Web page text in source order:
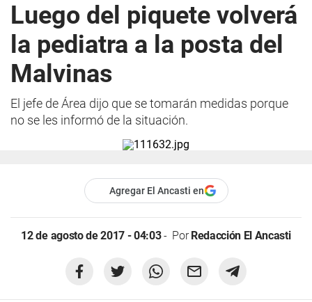
Luego del piquete volverá
la pediatra a la posta del
Malvinas
El jefe de Área dijo que se tomarán medidas porque
no se les informó de la situación.
Agregar El Ancasti en
12 de agosto de 2017 - 04:03 PorRedacción El Ancasti